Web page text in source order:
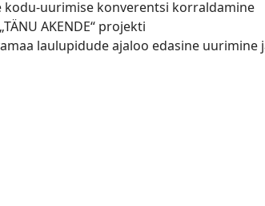
kodu-uurimise konverentsi korraldamine
AKENDE“ projekti
laulupidude ajaloo edasine uurimine